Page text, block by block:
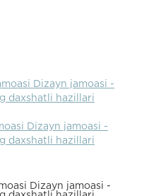
Dizayn jamoasi -
daxshatli hazillari
Dizayn jamoasi -
daxshatli hazillari
Dizayn jamoasi -